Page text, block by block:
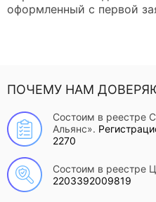
оформленный с первой
ПОЧЕМУ НАМ
Состоим в реестре
Альянс».
2270
Состоим в реестре
2203392009819